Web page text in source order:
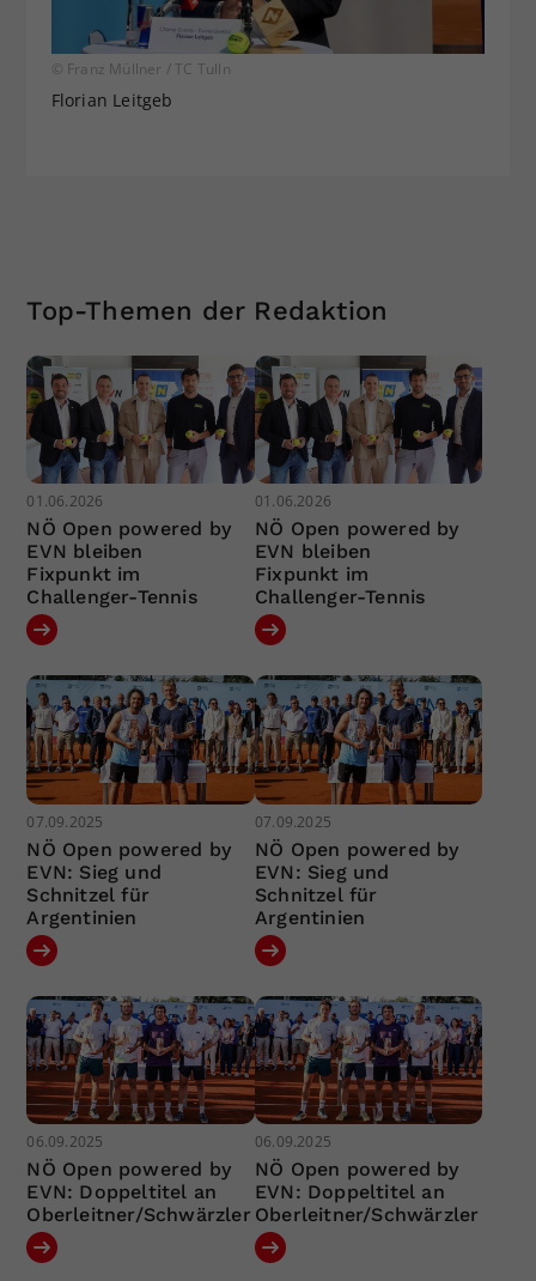
© Franz Müllner / TC Tulln
Florian Leitgeb
Top-Themen der Redaktion
01.06.2026
NÖ Open powered by
EVN bleiben
Fixpunkt im
Challenger-Tennis
01.06.2026
NÖ Open powered by
EVN bleiben
Fixpunkt im
Challenger-Tennis
07.09.2025
NÖ Open powered by
EVN: Sieg und
Schnitzel für
Argentinien
07.09.2025
NÖ Open powered by
EVN: Sieg und
Schnitzel für
Argentinien
06.09.2025
NÖ Open powered by
EVN: Doppeltitel an
Oberleitner/Schwärzler
06.09.2025
NÖ Open powered by
EVN: Doppeltitel an
Oberleitner/Schwärzler